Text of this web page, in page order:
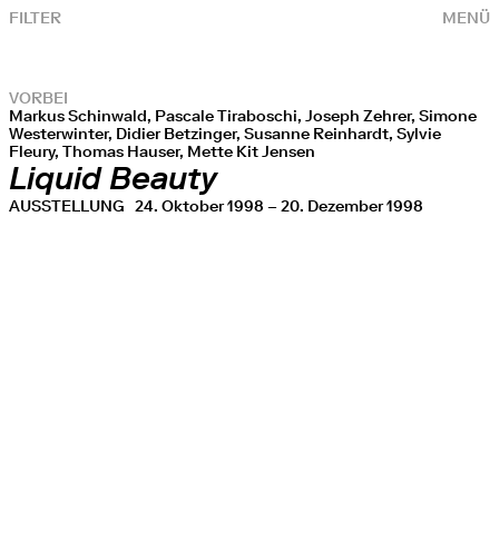
MENÜ
FILTER
VORBEI
Markus Schinwald, Pascale Tiraboschi, Joseph Zehrer, Simone
Westerwinter, Didier Betzinger, Susanne Reinhardt, Sylvie
Fleury, Thomas Hauser, Mette Kit Jensen
Liquid Beauty
AUSSTELLUNG 24. Oktober 1998 – 20. Dezember 1998